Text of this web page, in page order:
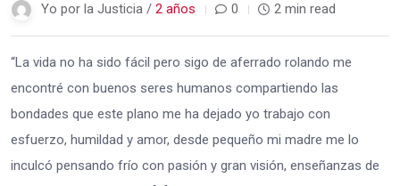
Yo por la Justicia / 2 años 0 2 min read
“La vida no ha sido fácil pero sigo de aferrado rolando me
encontré con buenos seres humanos compartiendo las
bondades que este plano me ha dejado yo trabajo con
esfuerzo, humildad y amor, desde pequeño mi madre me lo
inculcó pensando frío con pasión y gran visión, enseñanzas de